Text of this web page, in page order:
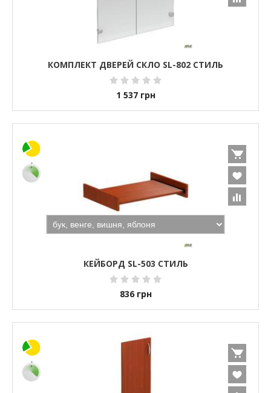
КОМПЛЕКТ ДВЕРЕЙ СКЛО SL-802 СТИЛЬ
1 537 грн
КЕЙБОРД SL-503 СТИЛЬ
836 грн